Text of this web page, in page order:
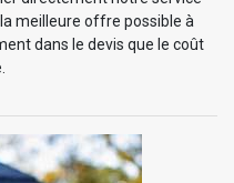
meilleure offre possible à
dans le devis que le coût